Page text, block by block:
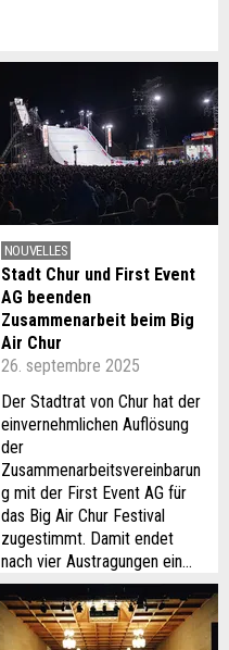
NOUVELLES
Stadt Chur und First Event
AG beenden
Zusammenarbeit beim Big
Air Chur
26. septembre 2025
Der Stadtrat von Chur hat der
einvernehmlichen Auflösung
der
Zusammenarbeitsvereinbarun
g mit der First Event AG für
das Big Air Chur Festival
zugestimmt. Damit endet
nach vier Austragungen ein…